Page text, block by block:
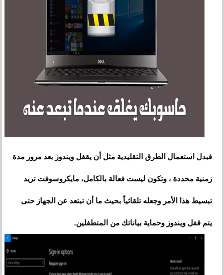
فبدل استعمال الطرق التقليدية مثل أن يقفل ويندوز بعد مرور مدة
زمنية محددة ، وتكون ليست فعالة بالكامل، مايكروسوفت تريد
تبسيط هذا الأمر وجعله تلقائياً بحيث ما أن تبتعد عن الجهاز حتى
يتم قفل ويندوز وحماية بياناتك من المتطفلين.